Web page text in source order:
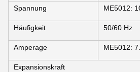
Spannung ME5012:
Häufigkeit 50/60 Hz
Amperage ME5012:
Expansionskraft